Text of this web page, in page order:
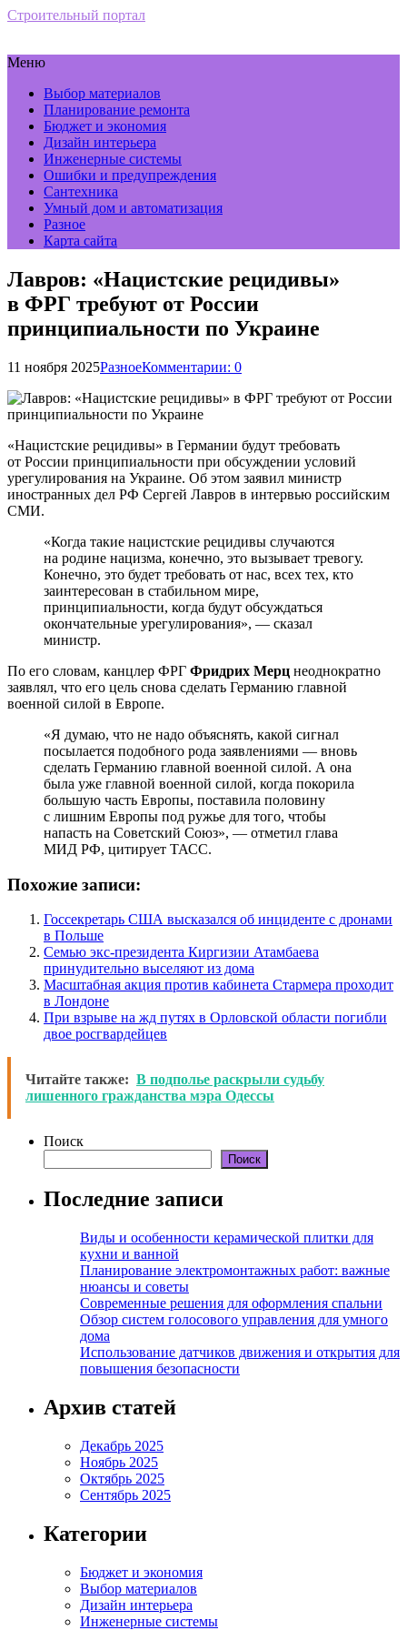
Строительный портал
Меню
Выбор материалов
Планирование ремонта
Бюджет и экономия
Дизайн интерьера
Инженерные системы
Ошибки и предупреждения
Сантехника
Умный дом и автоматизация
Разное
Карта сайта
Лавров: «Нацистские рецидивы»
в ФРГ требуют от России
принципиальности по Украине
11 ноября 2025РазноеКомментарии: 0
«Нацистские рецидивы» в Германии будут требовать
от России принципиальности при обсуждении условий
урегулирования на Украине. Об этом заявил министр
иностранных дел РФ Сергей Лавров в интервью российским
СМИ.
«Когда такие нацистские рецидивы случаются
на родине нацизма, конечно, это вызывает тревогу.
Конечно, это будет требовать от нас, всех тех, кто
заинтересован в стабильном мире,
принципиальности, когда будут обсуждаться
окончательные урегулирования», — сказал
министр.
По его словам, канцлер ФРГ Фридрих Мерц неоднократно
заявлял, что его цель снова сделать Германию главной
военной силой в Европе.
«Я думаю, что не надо объяснять, какой сигнал
посылается подобного рода заявлениями — вновь
сделать Германию главной военной силой. А она
была уже главной военной силой, когда покорила
большую часть Европы, поставила половину
с лишним Европы под ружье для того, чтобы
напасть на Советский Союз», — отметил глава
МИД РФ, цитирует ТАСС.
Похожие записи:
Госсекретарь США высказался об инциденте с дронами
в Польше
Семью экс-президента Киргизии Атамбаева
принудительно выселяют из дома
Масштабная акция против кабинета Стармера проходит
в Лондоне
При взрыве на жд путях в Орловской области погибли
двое росгвардейцев
Читайте также: В подполье раскрыли судьбу
лишенного гражданства мэра Одессы
Поиск
Поиск
Последние записи
Виды и особенности керамической плитки для
кухни и ванной
Планирование электромонтажных работ: важные
нюансы и советы
Современные решения для оформления спальни
Обзор систем голосового управления для умного
дома
Использование датчиков движения и открытия для
повышения безопасности
Архив статей
Декабрь 2025
Ноябрь 2025
Октябрь 2025
Сентябрь 2025
Категории
Бюджет и экономия
Выбор материалов
Дизайн интерьера
Инженерные системы